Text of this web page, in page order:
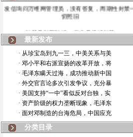
发信询问万维网管理员，没有答复，周期性封禁一
切照旧
封禁是时断时续，但也是持续封禁
第三次封禁的情况
此前两次封禁的情况
本博客暂停更新
最新发布
· 从珍宝岛到九一三，中美关系与美
· 邓小平和右派宣扬的改革开放，将
· 毛泽东瞒天过海，成功推动新中国
· 外交官言论多次引发争议，充分暴
· 美国支持“一中”看似反对台独，实
· 资产阶级的权力垄断现象，毛泽东
· 面对邓制造的台海危局，中国应充
分类目录